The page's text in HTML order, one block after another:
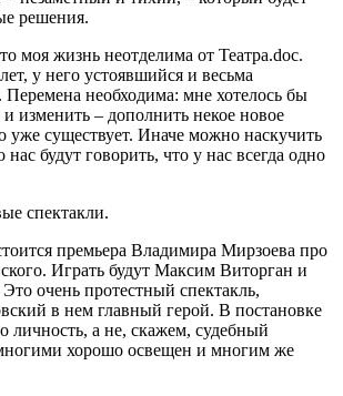
решения.
моя жизнь неотделима от Театра.doc.
у него устоявшийся и весьма
необходима: мне хотелось бы
и изменить – дополнить некое новое
уже существует. Иначе можно наскучить
будут говорить, что у нас всегда одно
спектакли.
премьера Владимира Мирзоева про
Играть будут Максим Виторган и
очень протестный спектакль,
в нем главный герой. В постановке
личность, а не, скажем, судебный
хорошо освещен и многим же